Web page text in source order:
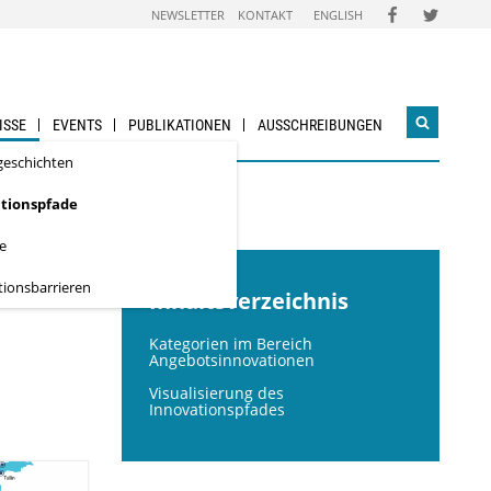
NEWSLETTER KONTAKT ENGLISH FOLGEN
SIE
FOLGEN
SIE
EVENTS PUBLIKATIONEN AUSSCHREIBUNGEN
Inhaltsverzeichnis
Kategorien im Bereich
Angebotsinnovationen
Visualisierung des
Innovationspfades